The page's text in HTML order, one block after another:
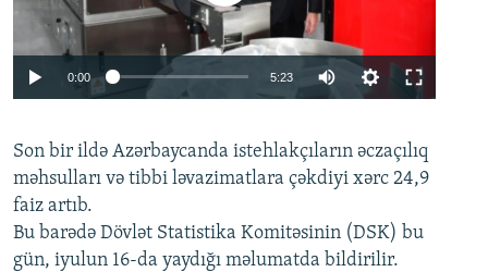
Auto 240p 360p 480p
720p 1080p
0:00 5:23
360p
480p
720p
1080p
Son bir ildə Azərbaycanda istehlakçıların əczaçılıq
məhsulları və tibbi ləvazimatlara çəkdiyi xərc 24,9
faiz artıb.
Bu barədə Dövlət Statistika Komitəsinin (DSK) bu
gün, iyulun 16-da yaydığı məlumatda bildirilir.